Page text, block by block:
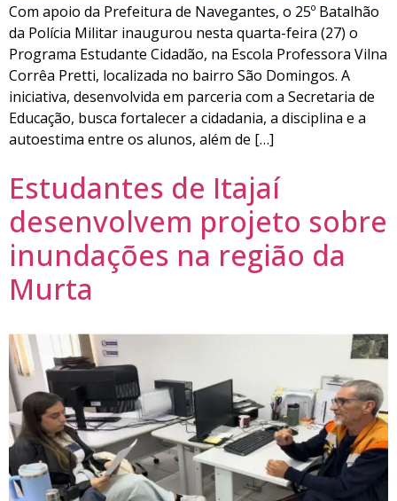
Com apoio da Prefeitura de Navegantes, o 25º Batalhão
da Polícia Militar inaugurou nesta quarta-feira (27) o
Programa Estudante Cidadão, na Escola Professora Vilna
Corrêa Pretti, localizada no bairro São Domingos. A
iniciativa, desenvolvida em parceria com a Secretaria de
Educação, busca fortalecer a cidadania, a disciplina e a
autoestima entre os alunos, além de […]
Estudantes de Itajaí
desenvolvem projeto sobre
inundações na região da
Murta